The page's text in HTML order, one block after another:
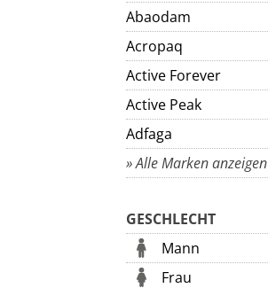
Abaodam
Acropaq
Active Forever
Active Peak
Adfaga
» Alle Marken anzeigen
GESCHLECHT
Mann
Frau